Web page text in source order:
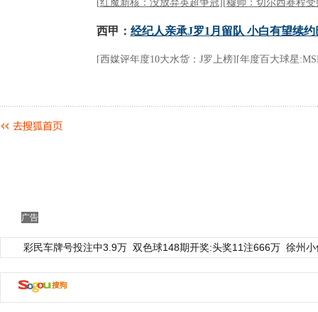
广告
彩民车牌号投注中3.9万 双色球148期开奖:头奖11注666万 徐州